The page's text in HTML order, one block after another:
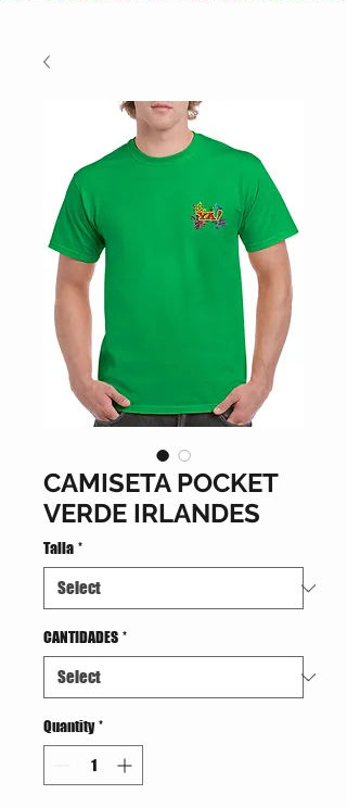
CAMISETA POCKET
VERDE IRLANDES
Talla *
CANTIDADES *
Quantity *